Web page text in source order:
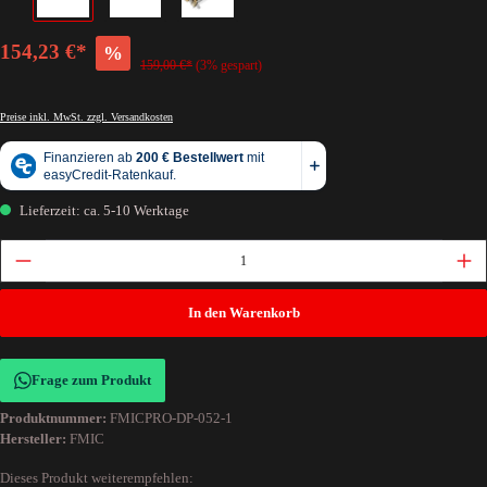
154,23 €* %
159,00 €* (3% gespart)
Preise inkl. MwSt. zzgl. Versandkosten
Lieferzeit: ca. 5-10 Werktage
In den Warenkorb
Frage zum Produkt
Produktnummer: FMICPRO-DP-052-1
Hersteller: FMIC
Dieses Produkt weiterempfehlen: